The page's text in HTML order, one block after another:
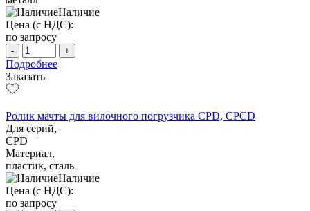
Наличие
Цена (с НДС):
по запросу
- +
Подробнее
Заказать
Ролик мачты для вилочного погрузчика CPD, CPCD
Для серий,
CPD
Материал,
пластик, сталь
Наличие
Цена (с НДС):
по запросу